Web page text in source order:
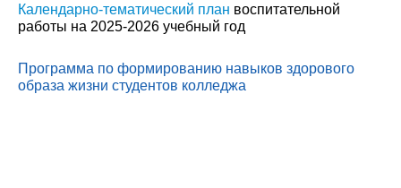
Календарно-тематический план воспитательной
работы на 2025-2026 учебный год
Программа по формированию навыков здорового
образа жизни студентов колледжа